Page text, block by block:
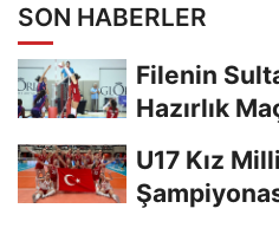
SON HABERLER
Filenin
Hazırlık
U17 Kız